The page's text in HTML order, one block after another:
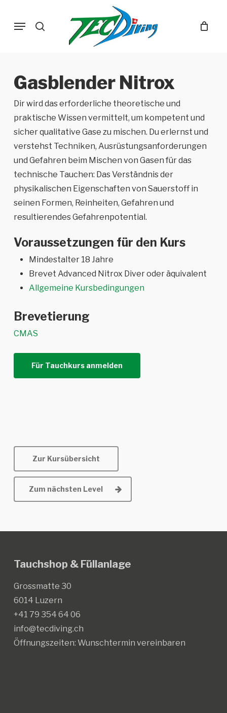
search
Menu
Gasblender Nitrox
Dir wird das erforderliche theoretische und
praktische Wissen vermittelt, um kompetent und
sicher qualitative Gase zu mischen. Du erlernst und
verstehst Techniken, Ausrüstungsanforderungen
und Gefahren beim Mischen von Gasen für das
technische Tauchen: Das Verständnis der
physikalischen Eigenschaften von Sauerstoff in
seinen Formen, Reinheiten, Gefahren und
resultierendes Gefahrenpotential.
Voraussetzungen für den Kurs
Mindestalter 18 Jahre
Brevet Advanced Nitrox Diver oder äquivalent
Allgemeine Kursbedingungen
Brevetierung
CMAS
Für Tauchkurs anmelden
Zur Kursübersicht
Zum nächsten Level
Tauchshop & Füllanlage
Grossmatte 30
6014 Luzern
+41 79 354 64 06
info@tecdiving.ch
Öffnungszeiten: Wunschtermin vereinbaren